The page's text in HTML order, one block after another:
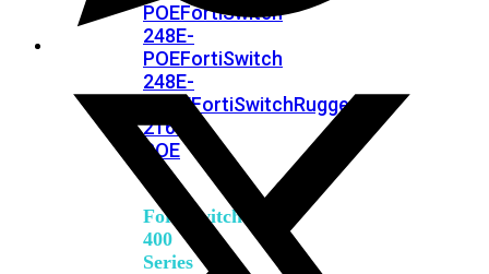
POEFortiSwitch
248E-
POEFortiSwitch
248E-
FPOEFortiSwitchRugged
216F-
POE
FortiSwitch
400
Series